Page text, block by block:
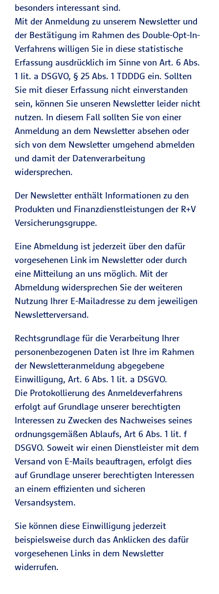
besonders interessant sind.
Mit der Anmeldung zu unserem Newsletter und
der Bestätigung im Rahmen des Double-Opt-In-
Verfahrens willigen Sie in diese statistische
Erfassung ausdrücklich im Sinne von Art. 6 Abs.
1 Iit. a DSGVO, § 25 Abs. 1 TDDDG ein. Sollten
Sie mit dieser Erfassung nicht einverstanden
sein, können Sie unseren Newsletter leider nicht
nutzen. In diesem Fall sollten Sie von einer
Anmeldung an dem Newsletter absehen oder
sich von dem Newsletter umgehend abmelden
und damit der Datenverarbeitung
widersprechen.
Der Newsletter enthält Informationen zu den
Produkten und Finanzdienstleistungen der R+V
Versicherungsgruppe.
Eine Abmeldung ist jederzeit über den dafür
vorgesehenen Link im Newsletter oder durch
eine Mitteilung an uns möglich. Mit der
Abmeldung widersprechen Sie der weiteren
Nutzung Ihrer E-Mailadresse zu dem jeweiligen
Newsletterversand.
Rechtsgrundlage für die Verarbeitung Ihrer
personenbezogenen Daten ist Ihre im Rahmen
der Newsletteranmeldung abgegebene
Einwilligung, Art. 6 Abs. 1 lit. a DSGVO.
Die Protokollierung des Anmeldeverfahrens
erfolgt auf Grundlage unserer berechtigten
Interessen zu Zwecken des Nachweises seines
ordnungsgemäßen Ablaufs, Art 6 Abs. 1 lit. f
DSGVO. Soweit wir einen Dienstleister mit dem
Versand von E-Mails beauftragen, erfolgt dies
auf Grundlage unserer berechtigten Interessen
an einem effizienten und sicheren
Versandsystem.
Sie können diese Einwilligung jederzeit
beispielsweise durch das Anklicken des dafür
vorgesehenen Links in dem Newsletter
widerrufen.